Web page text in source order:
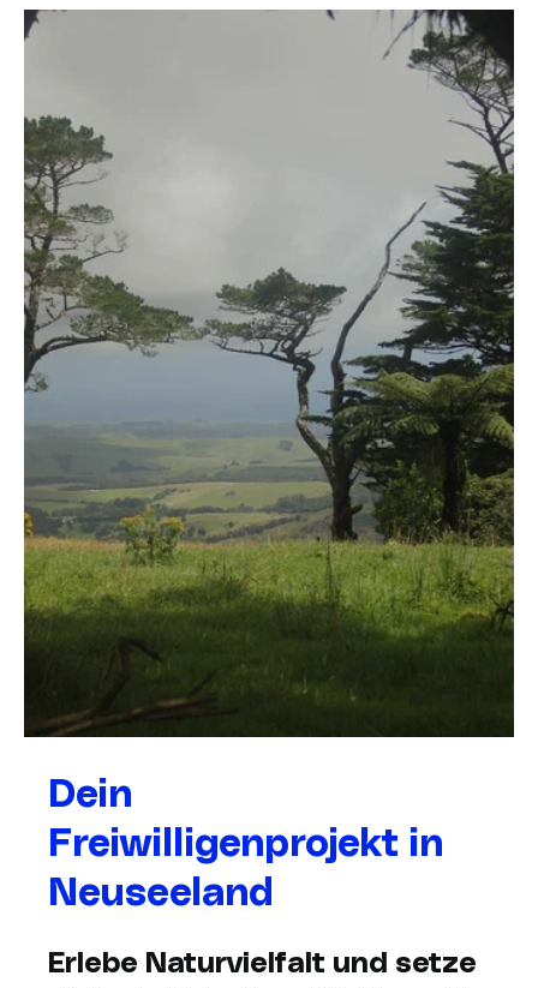
Dein
Freiwilligenprojekt in
Neuseeland
Erlebe Naturvielfalt und setze